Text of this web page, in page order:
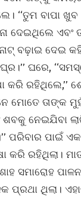
‘‘ତୁମ ବାପା
ଦେଇଥିଲେ ଏବଂ
ବଢ଼ାଇ ଦେଇ
ଘରେ,
କରି ରହିଥିଲେ,’’
ମୋତେ ତାଙ୍କ
ଶବକୁ ନେଇଯିବା
ପରିବାର ପାଇଁ
କରି ରହିଥିଲା।
ସମାରୋହ
ପ୍ରଥା ଥିଲା।